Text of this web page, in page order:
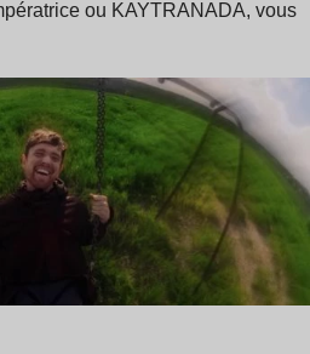
ou KAYTRANADA, vous